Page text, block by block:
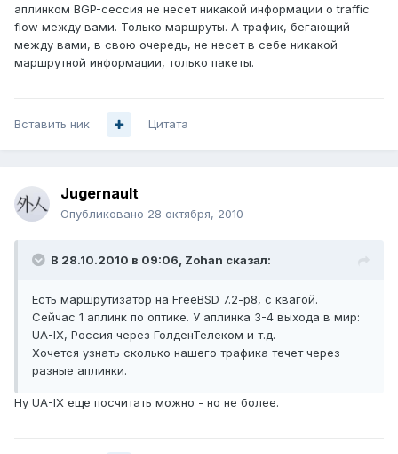
аплинком BGP-сессия не несет никакой информации о traffic
flow между вами. Только маршруты. А трафик, бегающий
между вами, в свою очередь, не несет в себе никакой
маршрутной информации, только пакеты.
Вставить ник Цитата
Jugernault
Опубликовано 28 октября, 2010
В 28.10.2010 в 09:06, Zohan сказал:
Есть маршрутизатор на FreeBSD 7.2-p8, с квагой.
Сейчас 1 аплинк по оптике. У аплинка 3-4 выхода в мир:
UA-IX, Россия через ГолденТелеком и т.д.
Хочется узнать сколько нашего трафика течет через
разные аплинки.
Ну UA-IX еще посчитать можно - но не более.